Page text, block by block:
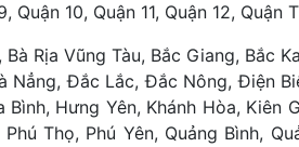
Quận 10, Quận 11, Quận 12,
Rịa Vũng Tàu, Bắc Giang, Bắc
Nẳng, Đắc Lắc, Đắc Nông, Điện
Hưng Yên, Khánh Hòa,
Thọ, Phú Yên, Quảng Bình,